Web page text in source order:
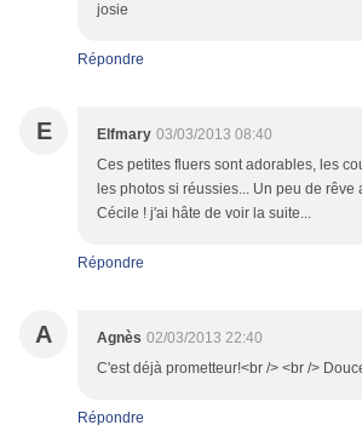
josie
Répondre
E Elfmary 03/03/2013 08:40
Ces petites fluers sont adorables, les
les photos si réussies... Un peu de rêve
Cécile ! j'ai hâte de voir la suite...
Répondre
A Agnès 02/03/2013 22:40
C'est déjà prometteur!<br /> <br />
Répondre